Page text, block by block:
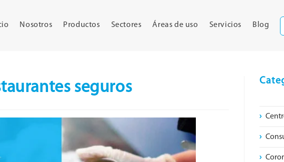
Nosotros Productos Sectores Áreas de uso Servicios Blog
seguros